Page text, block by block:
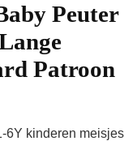
Peuter
Patroon
6Y kinderen meisjes